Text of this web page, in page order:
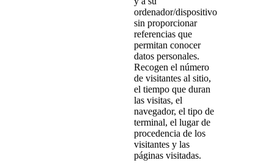
ordenador/dispositivo
sin proporcionar
referencias que
permitan conocer
datos personales.
Recogen el número
de visitantes al sitio,
el tiempo que duran
las visitas, el
navegador, el tipo de
terminal, el lugar de
procedencia de los
visitantes y las
páginas visitadas.